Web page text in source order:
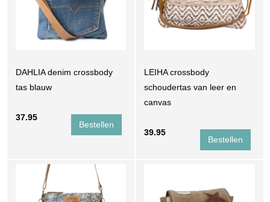
DAHLIA denim crossbody
tas blauw
37.95
LEIHA crossbody
schoudertas van leer en
canvas
39.95